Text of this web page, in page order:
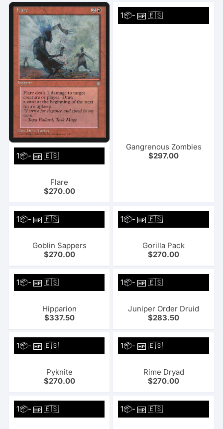
1📦-HP 🇪🇸
Flare
$270.00
1📦-HP 🇪🇸
Gangrenous Zombies
$297.00
1📦-HP 🇪🇸
Goblin Sappers
$270.00
1📦-HP 🇪🇸
Gorilla Pack
$270.00
1📦-HP 🇪🇸
Hipparion
$337.50
1📦-HP 🇪🇸
Juniper Order Druid
$283.50
1📦-HP 🇪🇸
Pyknite
$270.00
1📦-HP 🇪🇸
Rime Dryad
$270.00
1📦-HP 🇪🇸 1📦-HP 🇪🇸